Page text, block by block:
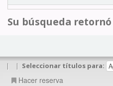
Su búsqueda
| | Seleccionar títulos para:
Hacer reserva